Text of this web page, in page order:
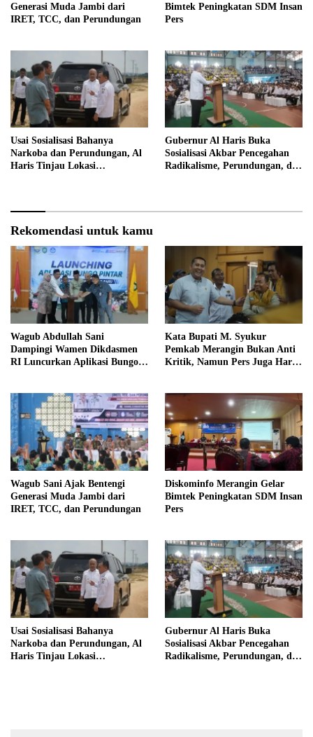
Generasi Muda Jambi dari
IRET, TCC, dan Perundungan
Bimtek Peningkatan SDM Insan
Pers
Usai Sosialisasi Bahanya
Narkoba dan Perundungan, Al
Haris Tinjau Lokasi
Gubernur Al Haris Buka
Sosialisasi Akbar Pencegahan
Radikalisme, Perundungan, dan
Rekomendasi untuk kamu
Wagub Abdullah Sani
Dampingi Wamen Dikdasmen
RI Luncurkan Aplikasi Bungo
Kata Bupati M. Syukur
Pemkab Merangin Bukan Anti
Kritik, Namun Pers Juga Harus
Wagub Sani Ajak Bentengi
Generasi Muda Jambi dari
IRET, TCC, dan Perundungan
Diskominfo Merangin Gelar
Bimtek Peningkatan SDM Insan
Pers
Usai Sosialisasi Bahanya
Narkoba dan Perundungan, Al
Haris Tinjau Lokasi
Gubernur Al Haris Buka
Sosialisasi Akbar Pencegahan
Radikalisme, Perundungan, dan